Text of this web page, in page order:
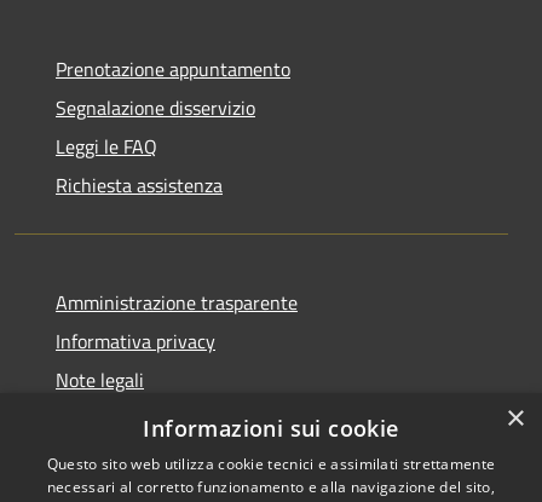
Prenotazione appuntamento
Segnalazione disservizio
Leggi le FAQ
Richiesta assistenza
Amministrazione trasparente
Informativa privacy
Note legali
Dichiarazione di accessibilità
×
Informazioni sui cookie
Questo sito web utilizza cookie tecnici e assimilati strettamente
necessari al corretto funzionamento e alla navigazione del sito,